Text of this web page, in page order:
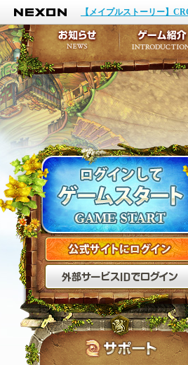
NEXON
【メイプルストーリー】
お知らせ
イベント
アップ
メンテナ